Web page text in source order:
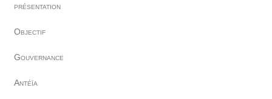
présentation
Objectif
Gouvernance
Antéïa